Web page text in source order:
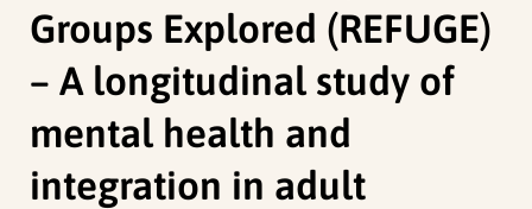
Groups Explored (REFUGE)
– A longitudinal study of
mental health and
integration in adult